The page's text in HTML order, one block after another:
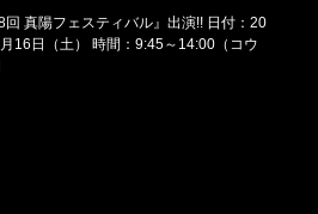
回 真陽フェスティバル』出演!! 日付：20
16日（土） 時間：9:45～14:00（コウ